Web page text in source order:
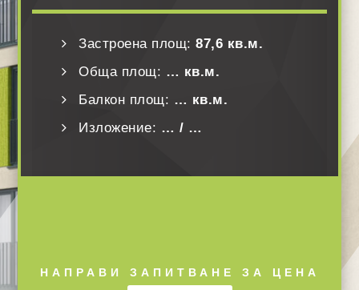
Застроена площ:87,6 кв.м.
Обща площ: … кв.м.
Балкон площ: … кв.м.
Изложение: … / …
НАПРАВИ ЗАПИТВАНЕ ЗА ЦЕНА